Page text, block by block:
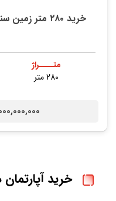
خريد ۲۸۰ متر زمین سند دار داخل شهرک آماده ساخت
متــــراژ
280 متر
7,000,000,000
خرید